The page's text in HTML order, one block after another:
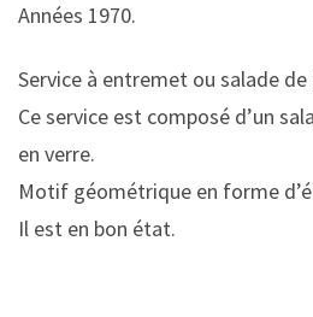
Années 1970.
Service à entremet ou salade
Ce service est composé d’un
en verre.
Motif géométrique en forme
Il est en bon état.